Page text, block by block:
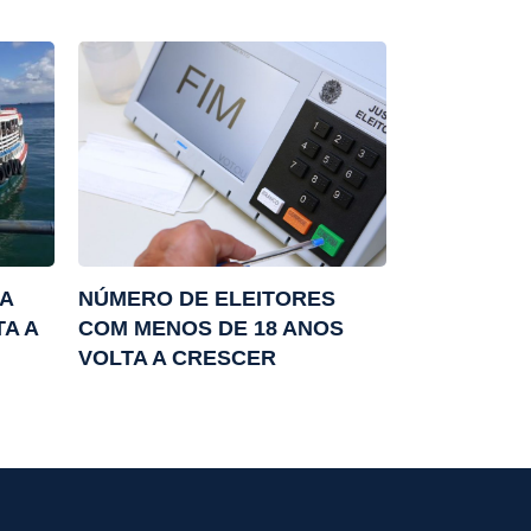
A
NÚMERO DE ELEITORES
COM MENOS DE 18 ANOS
VOLTA A CRESCER